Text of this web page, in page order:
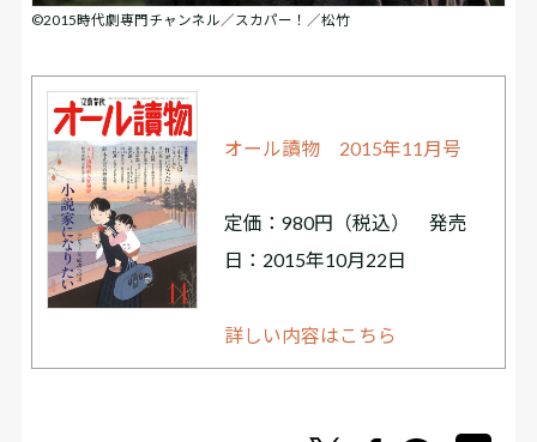
©2015時代劇専門チャンネル／スカパー！／松竹
オール讀物 2015年11月号
定価：980円（税込） 発売
日：2015年10月22日
詳しい内容はこちら